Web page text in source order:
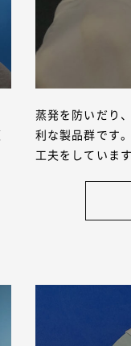
蒸発を防いだり
利な製品群です
工夫をしています